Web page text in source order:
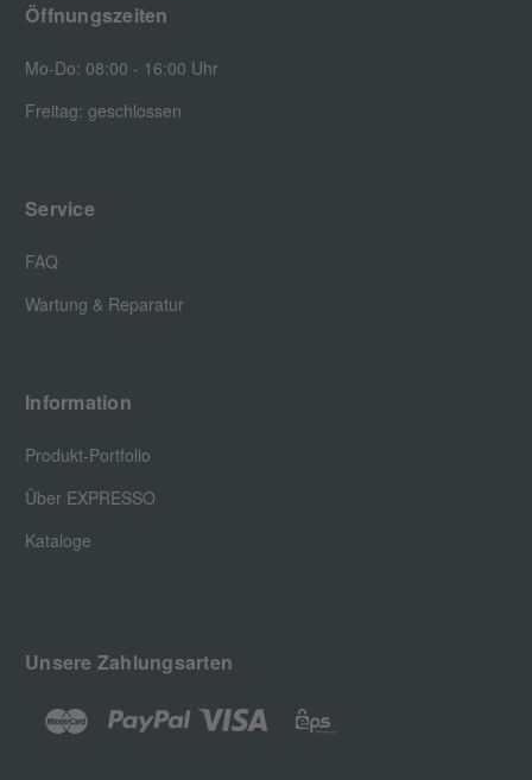
Öffnungszeiten
Mo-Do: 08:00 - 16:00 Uhr
Freitag: geschlossen
Service
FAQ
Wartung & Reparatur
Information
Produkt-Portfolio
Über EXPRESSO
Kataloge
Unsere Zahlungsarten